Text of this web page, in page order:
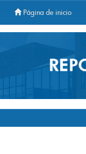
Página de inicio